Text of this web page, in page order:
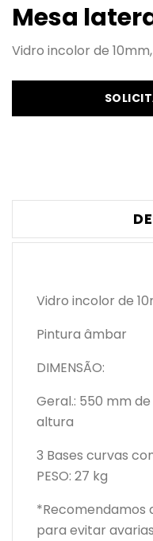
Mesa
Vidro incolor de
Vidro incolor de
Pintura âmbar
DIMENSÃO:
Geral.: 550 mm
altura
3 Bases curvas
PESO: 27 kg
*Recomendamos
para evitar